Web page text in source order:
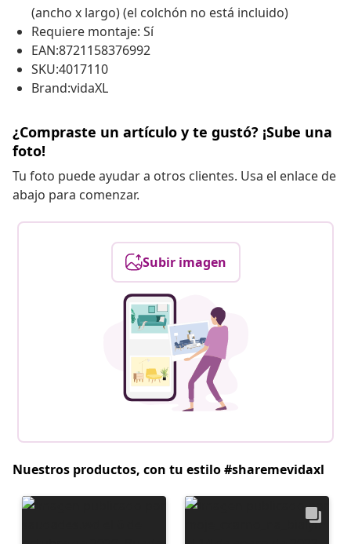
(ancho x largo) (el colchón no está incluido)
Requiere montaje: Sí
EAN:8721158376992
SKU:4017110
Brand:vidaXL
¿Compraste un artículo y te gustó? ¡Sube una
foto!
Tu foto puede ayudar a otros clientes. Usa el enlace de
abajo para comenzar.
Subir imagen
Nuestros productos, con tu estilo #sharemevidaxl